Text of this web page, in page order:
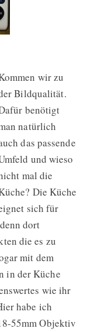
wir zu
Bildqualität.
benötigt
natürlich
das passende
und wieso
mal die
Die Küche
sich für
dort
die es zu
mit dem
in der Küche
wie ihr
habe ich
55mm Objektiv